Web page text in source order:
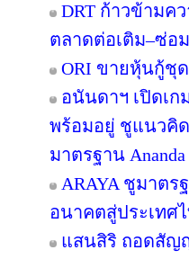
DRT ก้าวข้ามค
ตลาดต่อเติม–ซ่อ
ORI ขายหุ้นกู้ชุ
อนันดาฯ เปิดเก
พร้อมอยู่ ชูแนวคิด
มาตรฐาน
ARAYA ชูมาตร
อนาคตสู่ประเทศ
แสนสิริ ถอดสัญ